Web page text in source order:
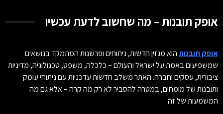
אופק תובנות – מה שחשוב לדעת עכשיו
אופק תובנותהוא מגזין חדשות, ניתוחים ופרשנות המתמקד בנושאים
שמשפיעים באמת על ישראל והעולם – כלכלה, משפט, טכנולוגיה, מדיניות
ציבורית, עסקים וחברה. האתר משלב חדשות עדכניות עם ניתוחי עומק
ותובנות של מומחים, במטרה להסביר לא רק מה קרה – אלא גם מה
המשמעות של זה.